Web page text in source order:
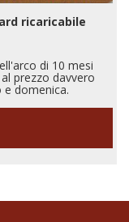
ricaricabile
di 10 mesi
prezzo davvero
e domenica.